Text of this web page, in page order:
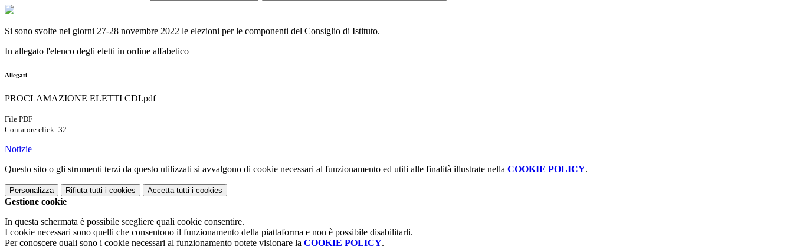
Si sono svolte nei giorni 27-28 novembre 2022 le elezioni per le componenti del Consiglio di Istituto.
In allegato l'elenco degli eletti in ordine alfabetico
Allegati
PROCLAMAZIONE ELETTI CDI.pdf
File PDF
Contatore click: 32
Notizie
Questo sito o gli strumenti terzi da questo utilizzati si avvalgono di cookie necessari al funzionamento ed utili alle finalità illustrate nella COOKIE POLICY.
Personalizza Rifiuta tutti i cookies Accetta tutti i cookies
Gestione cookie
In questa schermata è possibile scegliere quali cookie consentire.
I cookie necessari sono quelli che consentono il funzionamento della piattaforma e non è possibile disabilitarli.
Per conoscere quali sono i cookie necessari al funzionamento potete visionare la COOKIE POLICY.